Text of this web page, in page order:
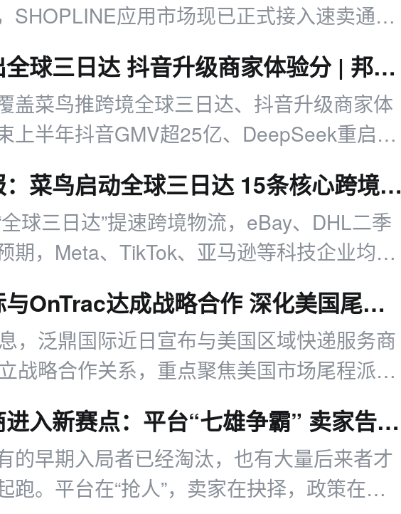
SHOPLINE应用市场现已正式接入速卖通
菜鸟推出全球三日达 抖音升级商家体验分 | 邦小白日报
盖菜鸟推跨境全球三日达、抖音升级商家体
上半年抖音GMV超25亿、DeepSeek重启50
跨境日报：菜鸟启动全球三日达 15条核心跨境线路实现72小时门到门
球三日达”提速跨境物流，eBay、DHL二季
期，Meta、TikTok、亚马逊等科技企业均有
泛鼎国际与OnTrac达成战略合作 深化美国尾程派送能力
，泛鼎国际近日宣布与美国区域快递服务商
战略合作关系，重点聚焦美国市场尾程派送
拉美电商进入新赛点：平台“七雄争霸” 卖家告别“快钱”时代
的早期入局者已经淘汰，也有大量后来者才
跑。平台在“抢人”，卖家在抉择，政策在收